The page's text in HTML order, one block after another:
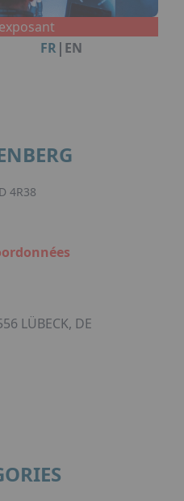
de Salons à Metz
de dîners / soirées de gala
nous ?
complexe
commerciale
FR | EN
4R38
LÜBECK, DE